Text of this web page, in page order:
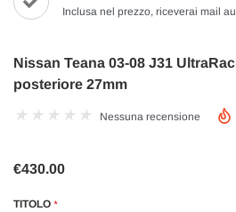
Inclusa nel prezzo, riceverai mail
Nissan Teana 03-08 J31
posteriore 27mm
Nessuna recensione
€430.00
TITOLO *